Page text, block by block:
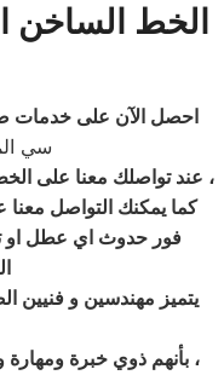
الخط الساخن
احصل الآن على خدمات
سي
عند تواصلك معنا على الخط الساخن لصيانة جي ام سي كفر الشيخ ،
كما يمكنك التواصل
فور حدوث اي عطل
يتميز مهندسين و فنيين
بأنهم ذوي خبرة ومهارة ودقة وسرعة في انجاز خدمات الصيانة ،